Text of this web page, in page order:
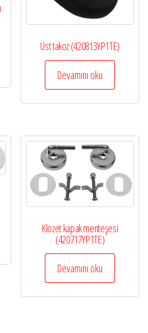
Üst takoz (420813YP1TE)
Devamını oku
Klozet kapak menteşesi
(420717YP1TE)
Devamını oku